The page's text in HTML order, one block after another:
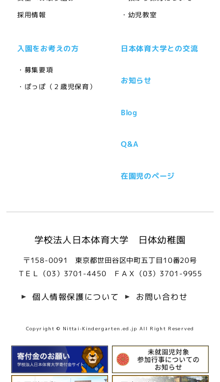
採用情報 ・幼児教室
入園をお考えの方
・募集要項
・ぽっぽ（２歳児保育）
日本体育大学との交流
お知らせ
Blog
Q&A
在園児のページ
学校法人日本体育大学 日体幼稚園
〒158-0091 東京都世田谷区中町五丁目10番20号
ＴＥＬ（03）3701-4450 ＦＡＸ（03）3701-9955
個人情報保護について お問い合わせ
Copyright © Nittai-Kindergarten.ed.jp All Right Reserved